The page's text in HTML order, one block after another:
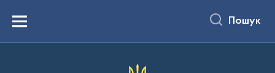
вмістуMenu Пошук